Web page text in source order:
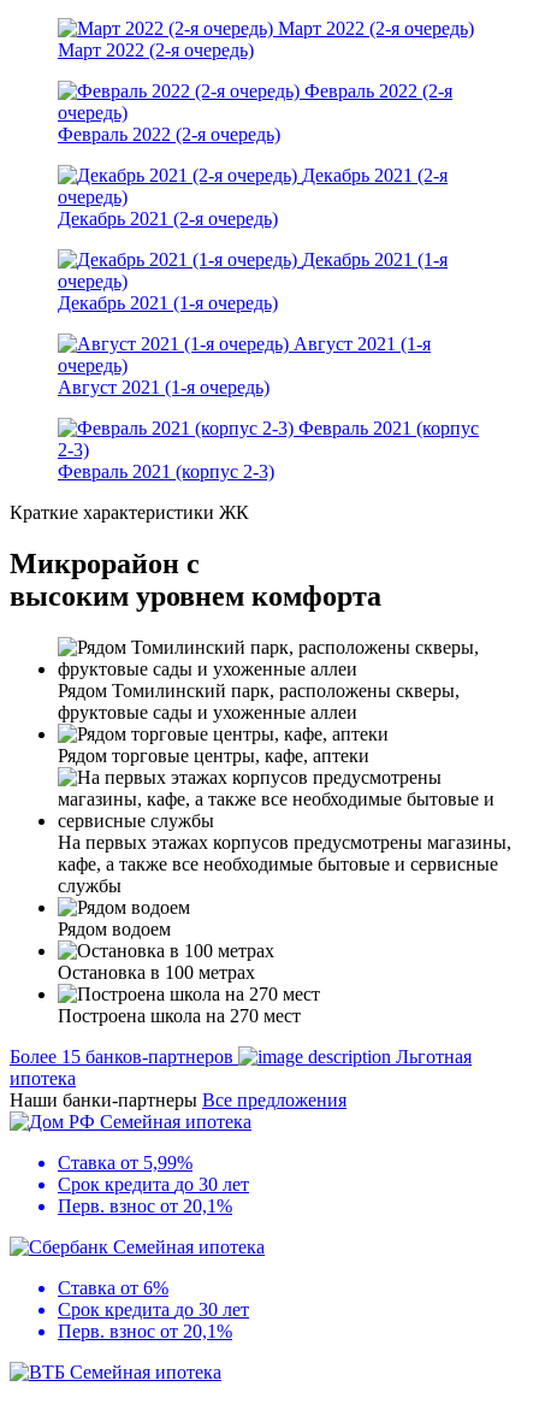
Март 2022 (2-я очередь)
Март 2022 (2-я очередь)
Февраль 2022 (2-я
очередь)
Февраль 2022 (2-я очередь)
Декабрь 2021 (2-я
очередь)
Декабрь 2021 (2-я очередь)
Декабрь 2021 (1-я
очередь)
Декабрь 2021 (1-я очередь)
Август 2021 (1-я
очередь)
Август 2021 (1-я очередь)
Февраль 2021 (корпус
2-3)
Февраль 2021 (корпус 2-3)
Краткие характеристики ЖК
Микрорайон с
высоким уровнем комфорта
Рядом Томилинский парк, расположены скверы,
фруктовые сады и ухоженные аллеи
Рядом торговые центры, кафе, аптеки
На первых этажах корпусов предусмотрены магазины,
кафе, а также все необходимые бытовые и сервисные
службы
Рядом водоем
Остановка в 100 метрах
Построена школа на 270 мест
Более 15 банков-партнеров
Льготная
ипотека
Наши банки-партнеры Все предложения
Семейная ипотека
Ставка от 5,99%
Срок кредита до 30 лет
Перв. взнос от 20,1%
Семейная ипотека
Ставка от 6%
Срок кредита до 30 лет
Перв. взнос от 20,1%
Семейная ипотека